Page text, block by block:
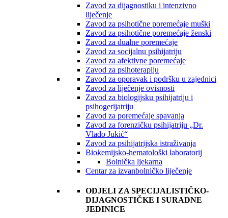
Zavod za dijagnostiku i intenzivno
liječenje
Zavod za psihotične poremećaje muški
Zavod za psihotične poremećaje ženski
Zavod za dualne poremećaje
Zavod za socijalnu psihijatriju
Zavod za afektivne poremećaje
Zavod za psihoterapiju
Zavod za oporavak i podršku u zajednici
Zavod za liječenje ovisnosti
Zavod za biologijsku psihijatriju i
psihogerijatriju
Zavod za poremećaje spavanja
Zavod za forenzičku psihijatriju „Dr.
Vlado Jukić“
Zavod za psihijatrijska istraživanja
Biokemijsko-hematološki laboratorij
Bolnička ljekarna
Centar za izvanbolničko liječenje
ODJELI ZA SPECIJALISTIČKO-
DIJAGNOSTIČKE I SURADNE
JEDINICE